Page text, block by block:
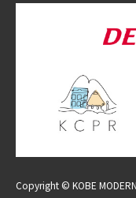
Copyright © KOBE MODERN